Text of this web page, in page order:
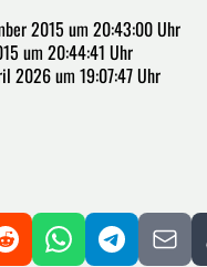
2015 um 20:43:00 Uhr
um 20:44:41 Uhr
2026 um 19:07:47 Uhr